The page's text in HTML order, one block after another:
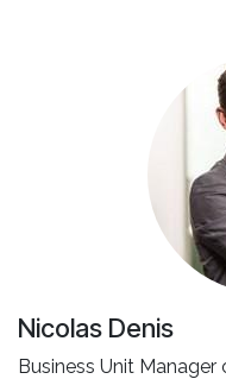
Nicolas Denis
Business Unit Manager